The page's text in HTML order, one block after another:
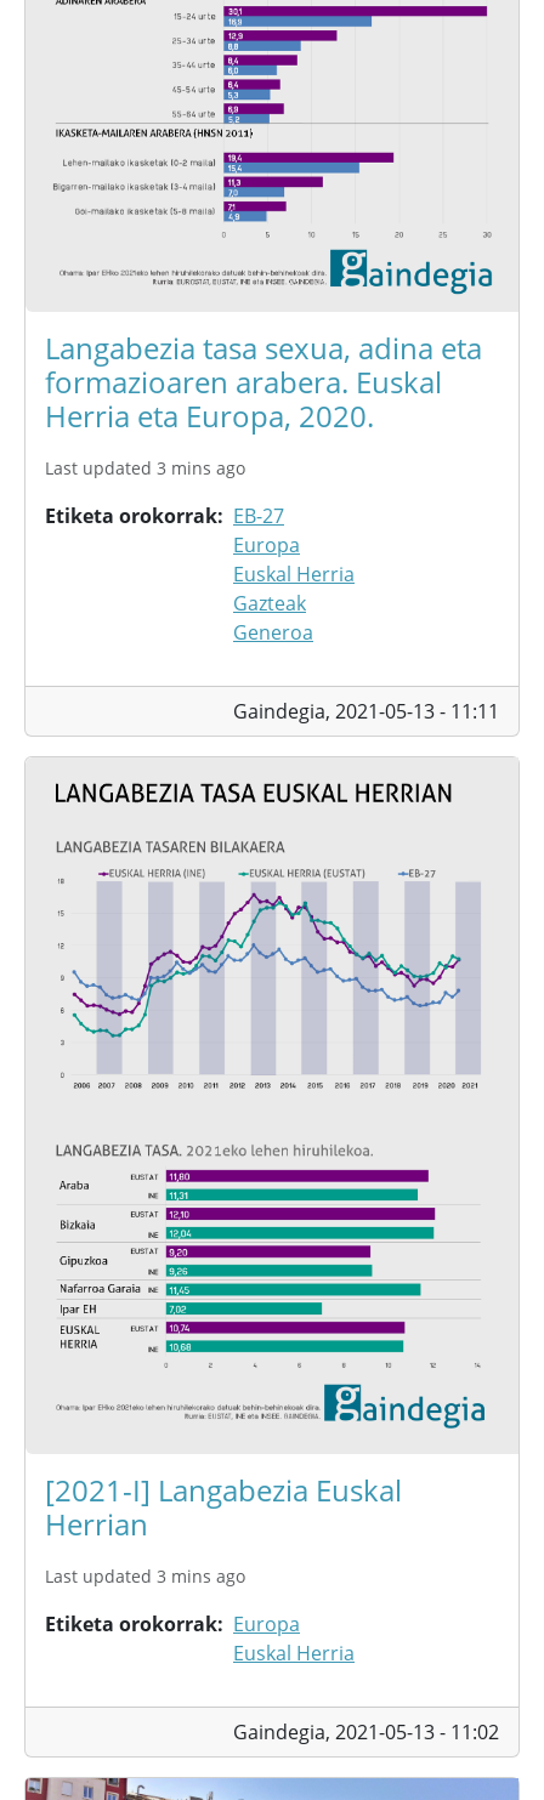
Langabezia tasa sexua, adina eta
formazioaren arabera. Euskal
Herria eta Europa, 2020.
Last updated 3 mins ago
Etiketa orokorrak
EB-27
Europa
Euskal Herria
Gazteak
Generoa
Gaindegia, 2021-05-13 - 11:11
[2021-I] Langabezia Euskal
Herrian
Last updated 3 mins ago
Etiketa orokorrak
Europa
Euskal Herria
Gaindegia, 2021-05-13 - 11:02